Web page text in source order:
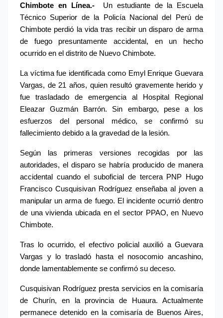
Chimbote en Línea.-
Un estudiante de la Escuela
Técnico Superior de la Policía Nacional del Perú de
Chimbote perdió la vida tras recibir un disparo de arma
de fuego presuntamente accidental, en un hecho
ocurrido en el distrito de Nuevo Chimbote.
La víctima fue identificada como Emyl Enrique Guevara
Vargas, de 21 años, quien resultó gravemente herido y
fue trasladado de emergencia al Hospital Regional
Eleazar Guzmán Barrón. Sin embargo, pese a los
esfuerzos del personal médico, se confirmó su
fallecimiento debido a la gravedad de la lesión.
Según las primeras versiones recogidas por las
autoridades, el disparo se habría producido de manera
accidental cuando el suboficial de tercera PNP Hugo
Francisco Cusquisivan Rodríguez enseñaba al joven a
manipular un arma de fuego. El incidente ocurrió dentro
de una vivienda ubicada en el sector PPAO, en Nuevo
Chimbote.
Tras lo ocurrido, el efectivo policial auxilió a Guevara
Vargas y lo trasladó hasta el nosocomio ancashino,
donde lamentablemente se confirmó su deceso.
Cusquisivan Rodríguez presta servicios en la comisaría
de Churín, en la provincia de Huaura. Actualmente
permanece detenido en la comisaría de Buenos Aires,